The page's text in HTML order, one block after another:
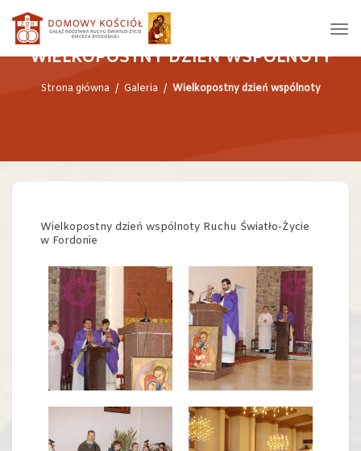
WIELKOPOSTNY DZIEŃ WSPÓLNOTY
Strona główna / Galeria / Wielkopostny dzień wspólnoty
Wielkopostny dzień wspólnoty Ruchu Światło-Życie
w Fordonie